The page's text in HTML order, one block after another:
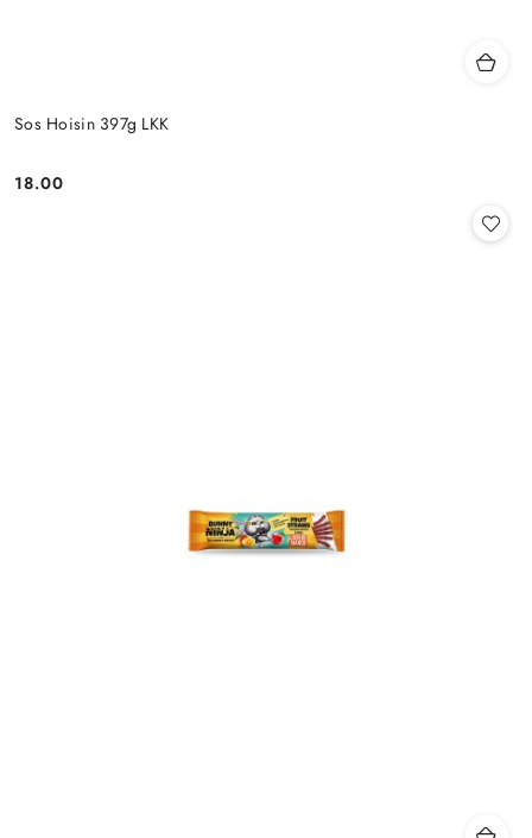
Sos Hoisin 397g LKK
Cena:
18.00